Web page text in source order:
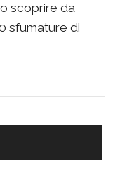
scoprire da
sfumature di